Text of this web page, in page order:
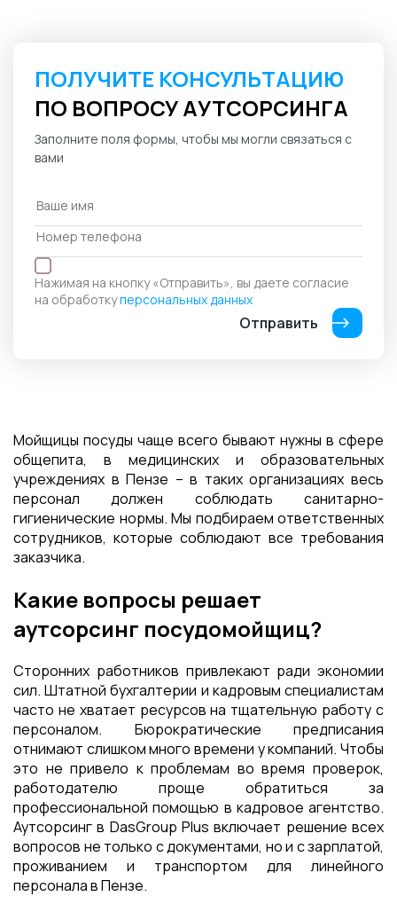
ПОЛУЧИТЕ КОНСУЛЬТАЦИЮ
ПО ВОПРОСУ АУТСОРСИНГА
Заполните поля формы, чтобы мы могли связаться с
вами
Нажимая на кнопку «Отправить», вы даете согласие
на обработкуперсональных данных
Отправить
Мойщицы посуды чаще всего бывают нужны в сфере
общепита, в медицинских и образовательных
учреждениях в Пензе – в таких организациях весь
персонал должен соблюдать санитарно-
гигиенические нормы. Мы подбираем ответственных
сотрудников, которые соблюдают все требования
заказчика.
Какие вопросы решает
аутсорсинг посудомойщиц?
Сторонних работников привлекают ради экономии
сил. Штатной бухгалтерии и кадровым специалистам
часто не хватает ресурсов на тщательную работу с
персоналом. Бюрократические предписания
отнимают слишком много времени у компаний. Чтобы
это не привело к проблемам во время проверок,
работодателю проще обратиться за
профессиональной помощью в кадровое агентство.
Аутсорсинг в DasGroup Plus включает решение всех
вопросов не только с документами, но и с зарплатой,
проживанием и транспортом для линейного
персонала в Пензе.